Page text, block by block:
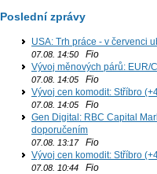
Poslední zprávy
USA: Trh práce - v červenci
07.08. 14:50 Fio
Vývoj měnových párů: EUR/
07.08. 14:05 Fio
Vývoj cen komodit: Stříbro
07.08. 14:05 Fio
Gen Digital: RBC Capital
doporučením
07.08. 13:17Fio
Vývoj cen komodit: Stříbro
07.08. 10:44 Fio